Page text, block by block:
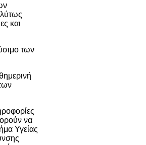
και
των
να
Υγείας